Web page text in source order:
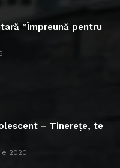
”Împreună pentru
– Tinerețe, te
2020